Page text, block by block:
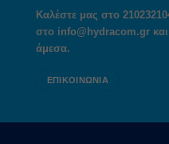
Καλέστε μας στο
στο info@hydracom.gr
άμεσα.
ΕΠΙΚΟΙΝΩΝΙΑ